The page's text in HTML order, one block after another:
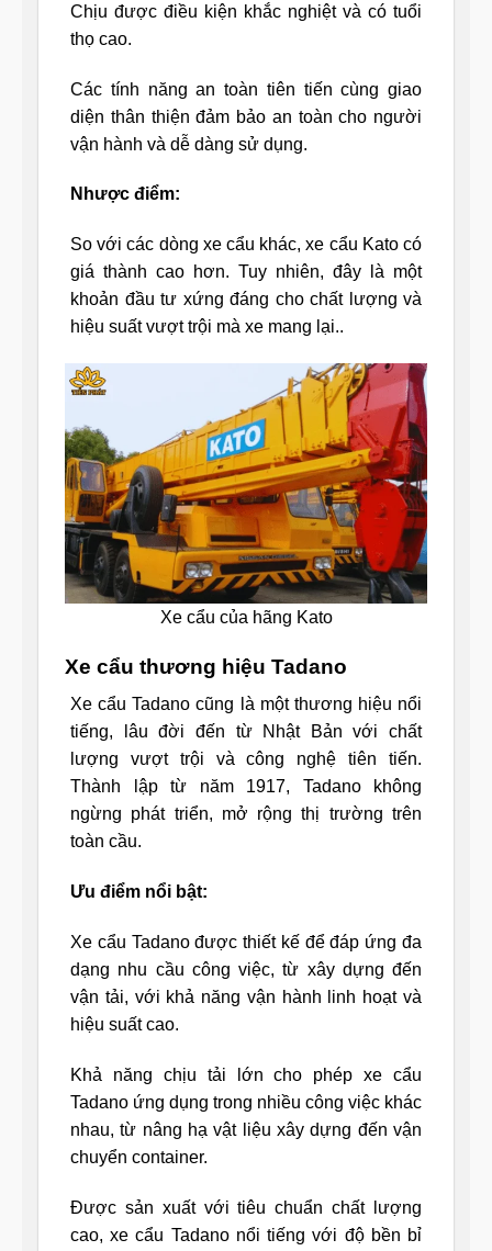
Chịu được điều kiện khắc nghiệt và có tuổi
thọ cao.
Các tính năng an toàn tiên tiến cùng giao
diện thân thiện đảm bảo an toàn cho người
vận hành và dễ dàng sử dụng.
Nhược điểm:
So với các dòng xe cẩu khác, xe cẩu Kato có
giá thành cao hơn. Tuy nhiên, đây là một
khoản đầu tư xứng đáng cho chất lượng và
hiệu suất vượt trội mà xe mang lại..
Xe cẩu của hãng Kato
Xe cẩu thương hiệu Tadano
Xe cẩu Tadano cũng là một thương hiệu nổi
tiếng, lâu đời đến từ Nhật Bản với chất
lượng vượt trội và công nghệ tiên tiến.
Thành lập từ năm 1917, Tadano không
ngừng phát triển, mở rộng thị trường trên
toàn cầu.
Ưu điểm nổi bật:
Xe cẩu Tadano được thiết kế để đáp ứng đa
dạng nhu cầu công việc, từ xây dựng đến
vận tải, với khả năng vận hành linh hoạt và
hiệu suất cao.
Khả năng chịu tải lớn cho phép xe cẩu
Tadano ứng dụng trong nhiều công việc khác
nhau, từ nâng hạ vật liệu xây dựng đến vận
chuyển container.
Được sản xuất với tiêu chuẩn chất lượng
cao, xe cẩu Tadano nổi tiếng với độ bền bỉ